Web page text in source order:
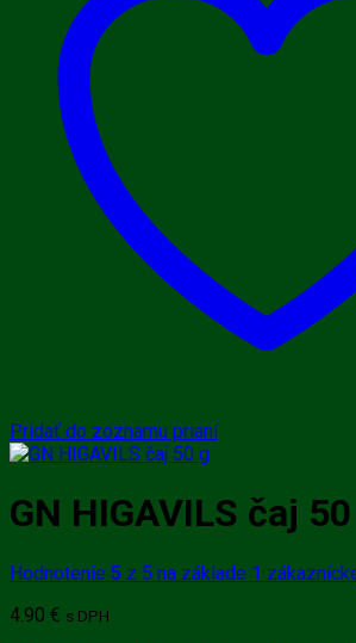
Pridať do zoznamu prianí
GN HIGAVILS čaj
Hodnotenie 5 z 5 na základe 1
4.90 € s DPH